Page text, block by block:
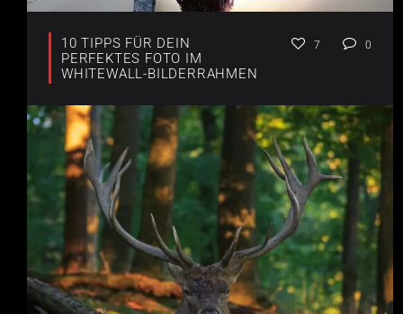
10 TIPPS FÜR DEIN
PERFEKTES FOTO IM
WHITEWALL-BILDERRAHMEN
7 0